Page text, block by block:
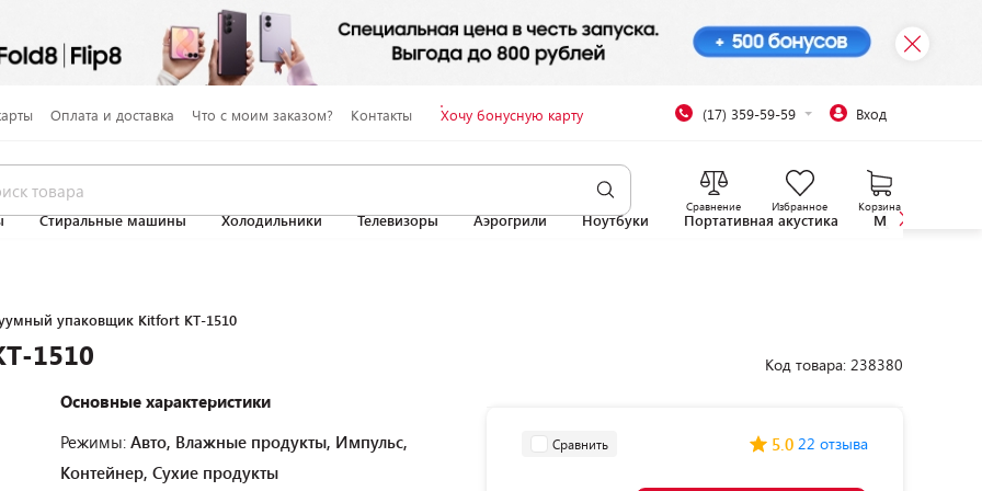
Оплата и доставка Что с моим заказом? Контакты Хочу бонусную карту (17) 359-59-59 Вход
Сравнение Избранное Корзина
Стиральные машины Холодильники Телевизоры Аэрогрили Ноутбуки Портативная акустика
упаковщик Kitfort KT-1510
1510
Основные характеристики
Режимы: Авто, Влажные продукты, Импульс,
Контейнер, Сухие продукты
Код товара: 238380
Сравнить 5.0 22 отзыва